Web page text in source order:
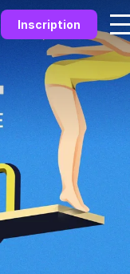
Inscription